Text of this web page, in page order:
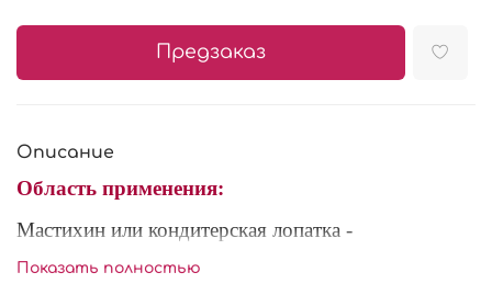
Предзаказ
Описание
Область применения:
Мастихин или кондитерская лопатка -
незаменимый помощник кондитера. Он позволит
Показать полностью